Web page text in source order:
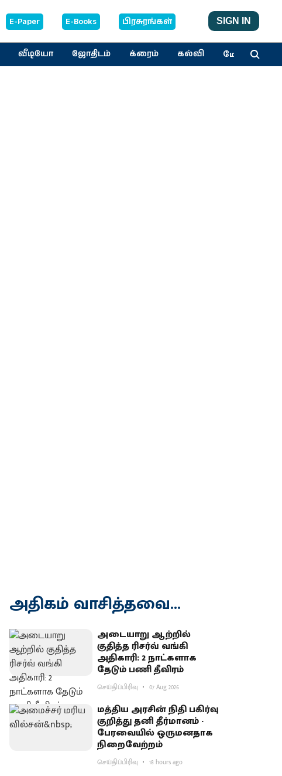
E-Paper E-Books பிரசுரங்கள் SIGN IN
வீடியோ ஜோதிடம் க்ரைம் கல்வி மேலும்
அதிகம் வாசித்தவை...
அடையாறு ஆற்றில்
குதித்த ரிசர்வ் வங்கி
அதிகாரி: 2 நாட்களாக
தேடும் பணி தீவிரம்
செய்திப்பிரிவு 07 Aug 2026
மத்திய அரசின் நிதி பகிர்வு
குறித்து தனி தீர்மானம் -
பேரவையில் ஒருமனதாக
நிறைவேற்றம்
செய்திப்பிரிவு 18 hours ago